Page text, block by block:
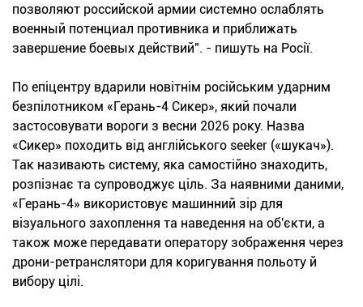
позволяют российской армии системно ослаблять
военный потенциал противника и приближать
завершение боевых действий". - пишуть на Росії.
По епіцентру вдарили новітнім російським ударним
безпілотником «Герань-4 Сикер», який почали
застосовувати вороги з весни 2026 року. Назва
«Сикер» походить від англійського seeker («шукач»).
Так називають систему, яка самостійно знаходить,
розпізнає та супроводжує ціль. За наявними даними,
«Герань-4» використовує машинний зір для
візуального захоплення та наведення на об'єкти, а
також може передавати оператору зображення через
дрони-ретранслятори для коригування польоту й
вибору цілі.